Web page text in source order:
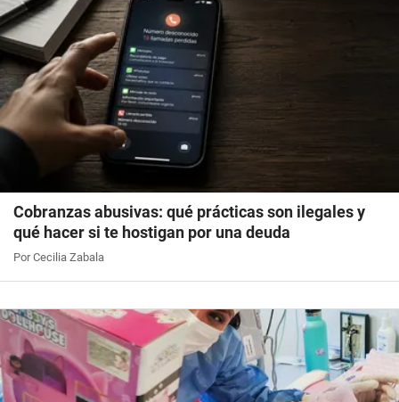
Cobranzas abusivas: qué prácticas son ilegales y
qué hacer si te hostigan por una deuda
Por Cecilia Zabala